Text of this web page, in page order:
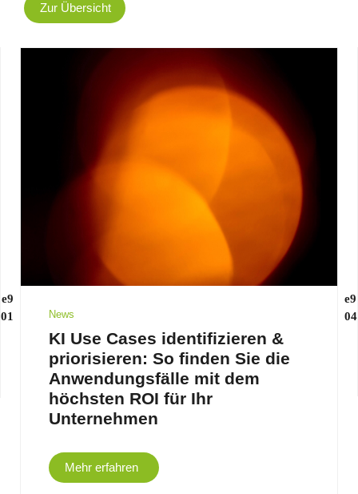
Zur Übersicht
News
KI Use Cases identifizieren &
priorisieren: So finden Sie die
Anwendungsfälle mit dem
höchsten ROI für Ihr
Unternehmen
Mehr erfahren